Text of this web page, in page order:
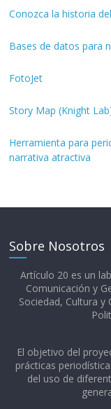
Conozca la historia
Bases de datos para
FotoJet
Story Map (Knight
Herramienta para
narrativa atractiva
Sobre Nosotros
Artículo 20 es un
Comunicación y
Sociedad, Cultura y
El objetivo del
prácticas
del uso de